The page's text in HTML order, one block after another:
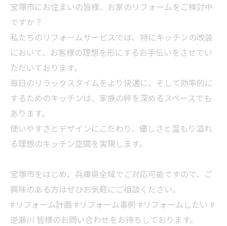
宝塚市にお住まいの皆様、お家のリフォームをご検討中
ですか？
私たちのリフォームサービスでは、特にキッチンの改装
において、お客様の理想を形にするお手伝いをさせてい
ただいております。
毎日のリラックスタイムをより快適に、そして効率的に
するためのキッチンは、家族の絆を深めるスペースでも
あります。
使いやすさとデザインにこだわり、優しさと温もり溢れ
る理想のキッチン空間を実現します。
宝塚市をはじめ、兵庫県全域でご対応可能ですので、ご
興味のある方はぜひお気軽にご相談ください。
#リフォーム計画 #リフォーム事例 #リフォームしたい #
逆瀬川 皆様のお問い合わせをお待ちしております。